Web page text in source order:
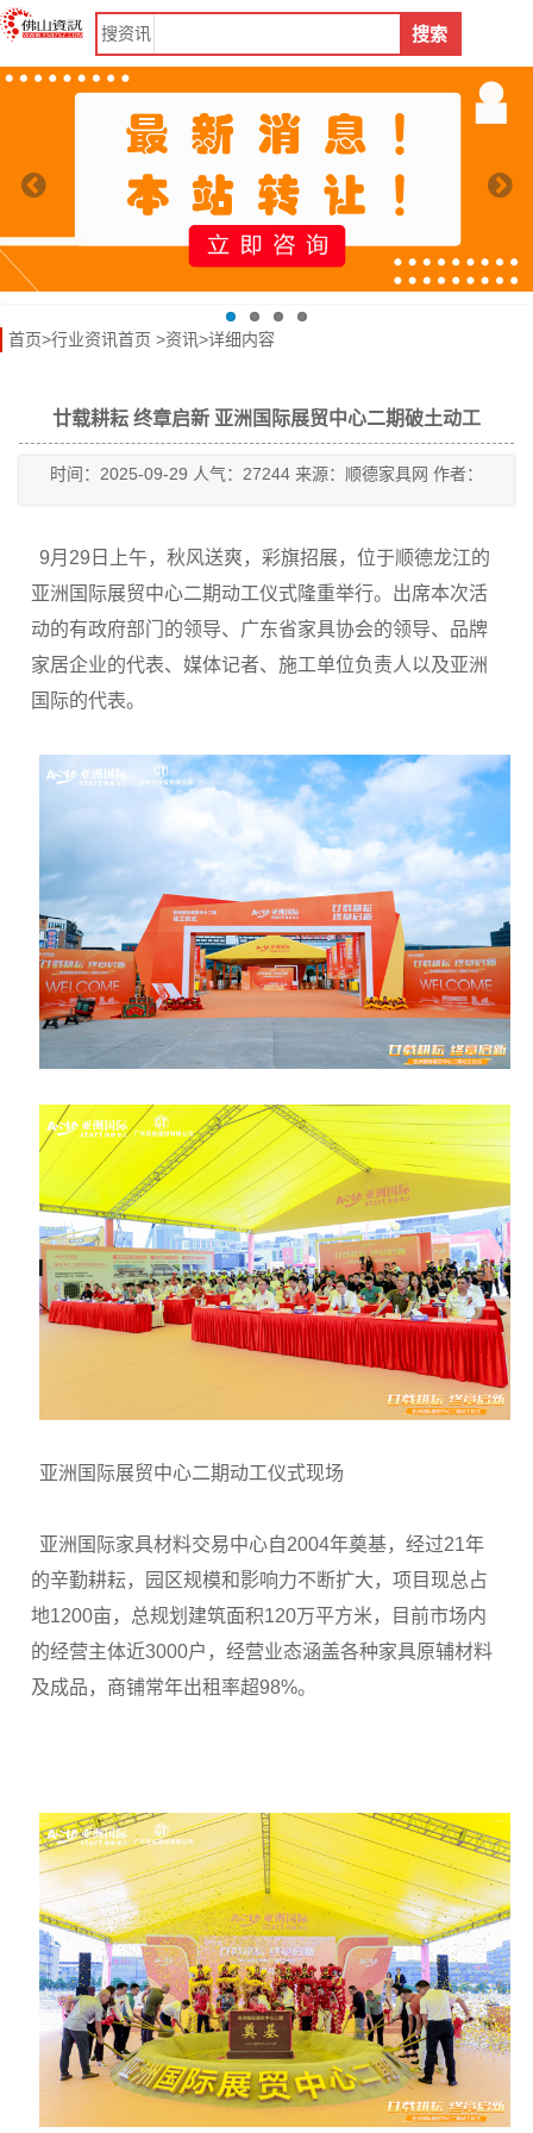
搜资讯 搜索
首页>行业资讯首页 >资讯>详细内容
廿载耕耘 终章启新 亚洲国际展贸中心二期破土动工
时间：2025-09-29 人气：27244 来源：顺德家具网 作者：
9月29日上午，秋风送爽，彩旗招展，位于顺德龙江的
亚洲国际展贸中心二期动工仪式隆重举行。出席本次活
动的有政府部门的领导、广东省家具协会的领导、品牌
家居企业的代表、媒体记者、施工单位负责人以及亚洲
国际的代表。
亚洲国际展贸中心二期动工仪式现场
亚洲国际家具材料交易中心自2004年奠基，经过21年
的辛勤耕耘，园区规模和影响力不断扩大，项目现总占
地1200亩，总规划建筑面积120万平方米，目前市场内
的经营主体近3000户，经营业态涵盖各种家具原辅材料
及成品，商铺常年出租率超98%。